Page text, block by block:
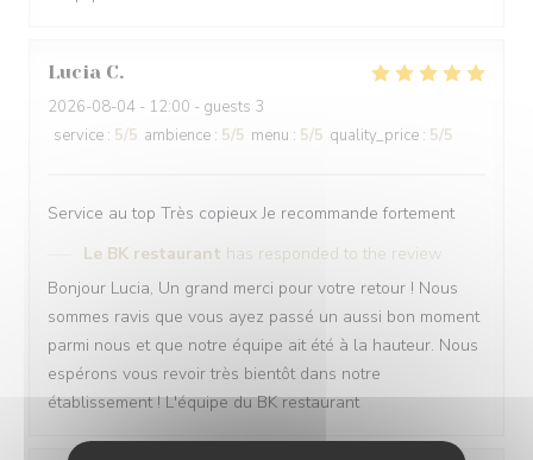
Lucia C
2026-08-04 - 12:00 - guests 3
service : 5/5 ambience : 5/5 menu : 5/5 quality_price : 5/5
Service au top Très copieux Je recommande fortement
Le BK restaurant has responded to the review
Bonjour Lucia, Un grand merci pour votre retour ! Nous
sommes ravis que vous ayez passé un aussi bon moment
parmi nous et que notre équipe ait été à la hauteur. Nous
espérons vous revoir très bientôt dans notre
établissement ! L'équipe du BK restaurant